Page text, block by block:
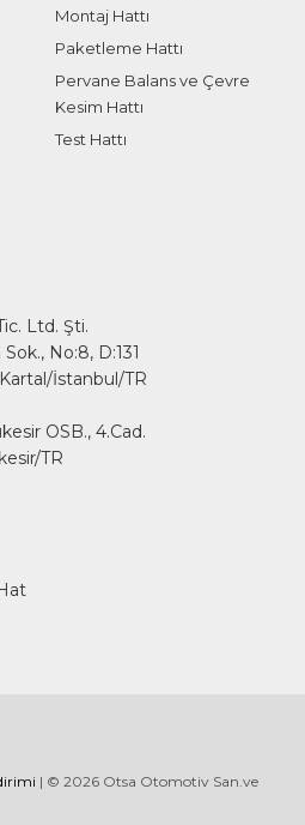
Montaj Hattı
Paketleme Hattı
Pervane Balans ve Çevre
Kesim Hattı
Test Hattı
Ltd. Şti.
No:8, D:131
İstanbul/TR
OSB., 4.Cad.
TR
| © 2026 Otsa Otomotiv San.ve